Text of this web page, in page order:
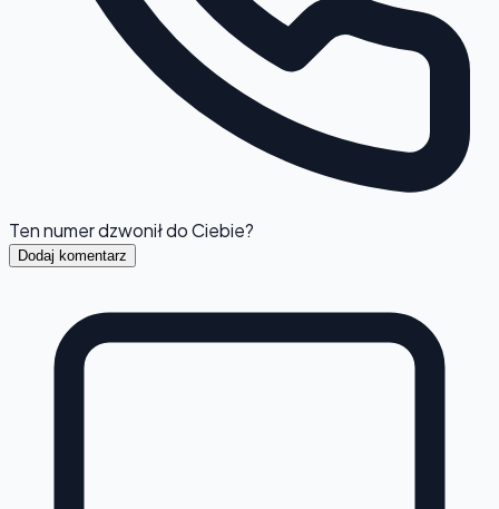
Ten numer dzwonił do Ciebie?
Dodaj komentarz